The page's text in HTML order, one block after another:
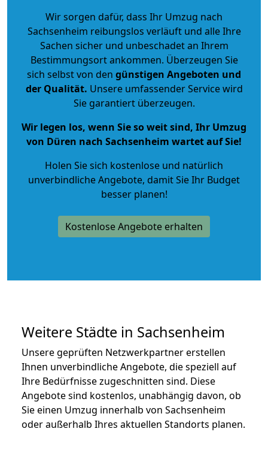
Wir sorgen dafür, dass Ihr Umzug nach
Sachsenheim reibungslos verläuft und alle Ihre
Sachen sicher und unbeschadet an Ihrem
Bestimmungsort ankommen. Überzeugen Sie
sich selbst von den günstigen Angeboten und
der Qualität. Unsere umfassender Service wird
Sie garantiert überzeugen.
Wir legen los, wenn Sie so weit sind, Ihr Umzug
von Düren nach Sachsenheim wartet auf Sie!
Holen Sie sich kostenlose und natürlich
unverbindliche Angebote, damit Sie Ihr Budget
besser planen!
Kostenlose Angebote erhalten
Weitere Städte in Sachsenheim
Unsere geprüften Netzwerkpartner erstellen
Ihnen unverbindliche Angebote, die speziell auf
Ihre Bedürfnisse zugeschnitten sind. Diese
Angebote sind kostenlos, unabhängig davon, ob
Sie einen Umzug innerhalb von Sachsenheim
oder außerhalb Ihres aktuellen Standorts planen.